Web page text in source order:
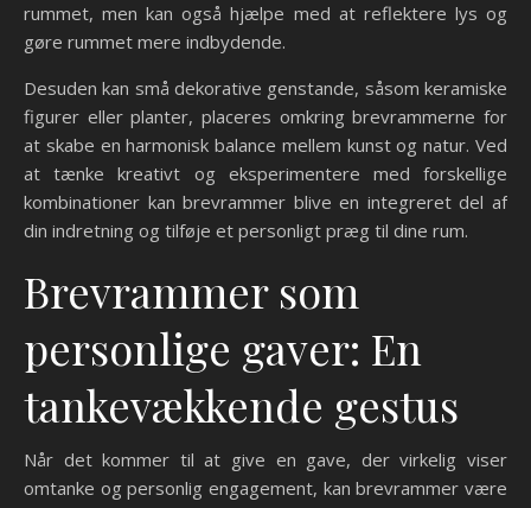
rummet, men kan også hjælpe med at reflektere lys og
gøre rummet mere indbydende.
Desuden kan små dekorative genstande, såsom keramiske
figurer eller planter, placeres omkring brevrammerne for
at skabe en harmonisk balance mellem kunst og natur. Ved
at tænke kreativt og eksperimentere med forskellige
kombinationer kan brevrammer blive en integreret del af
din indretning og tilføje et personligt præg til dine rum.
Brevrammer som
personlige gaver: En
tankevækkende gestus
Når det kommer til at give en gave, der virkelig viser
omtanke og personlig engagement, kan brevrammer være